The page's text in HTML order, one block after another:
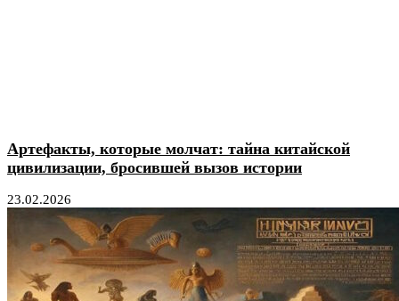
Артефакты, которые молчат: тайна китайской
цивилизации, бросившей вызов истории
23.02.2026